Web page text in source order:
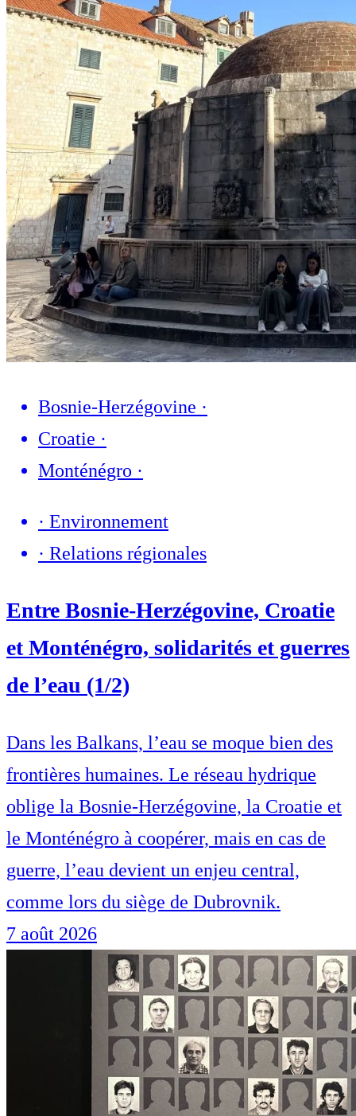
Bosnie-Herzégovine ·
Croatie ·
Monténégro ·
· Environnement
· Relations régionales
Entre Bosnie-Herzégovine, Croatie
et Monténégro, solidarités et guerres
de l’eau (1/2)
Dans les Balkans, l’eau se moque bien des
frontières humaines. Le réseau hydrique
oblige la Bosnie-Herzégovine, la Croatie et
le Monténégro à coopérer, mais en cas de
guerre, l’eau devient un enjeu central,
comme lors du siège de Dubrovnik.
7 août 2026